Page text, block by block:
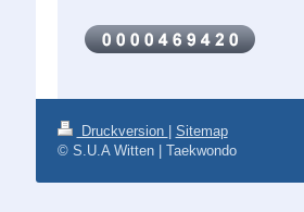
Druckversion
Sitemap
© S.U.A Witten | Taekwondo